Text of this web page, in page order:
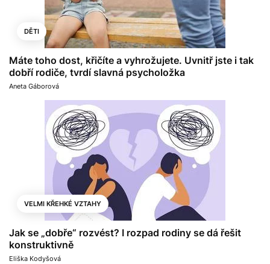
DĚTI
Máte toho dost, křičíte a vyhrožujete. Uvnitř jste i tak
dobří rodiče, tvrdí slavná psycholožka
Aneta Gáborová
VELMI KŘEHKÉ VZTAHY
Jak se „dobře“ rozvést? I rozpad rodiny se dá řešit
konstruktivně
Eliška Kodyšová